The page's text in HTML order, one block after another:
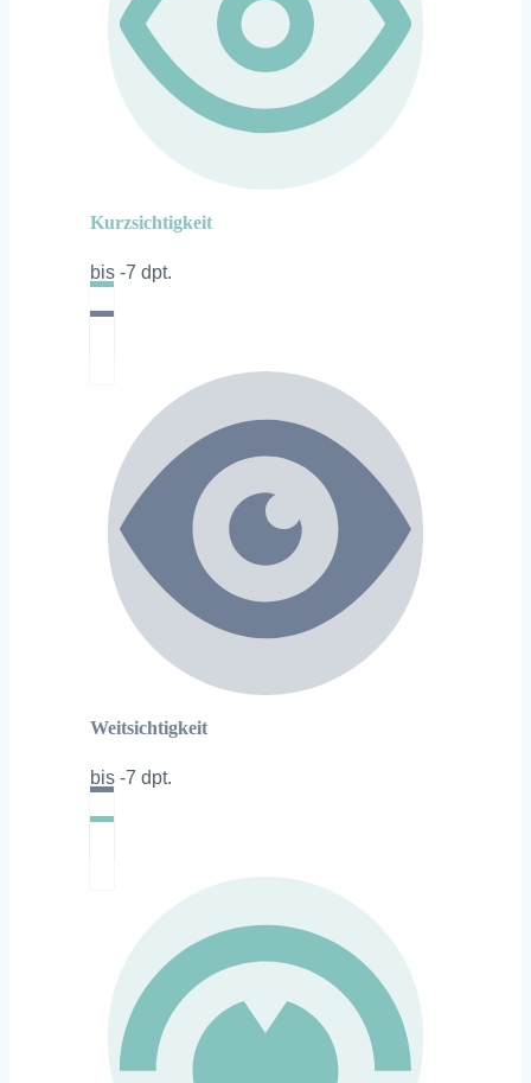
Kurzsichtigkeit
bis -7 dpt.
Weitsichtigkeit
bis -7 dpt.